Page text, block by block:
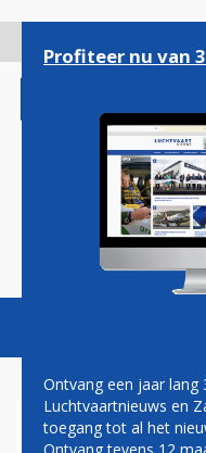
gaan
Magazine
Profiteer nu van
Ontvang een jaar lang
Luchtvaartnieuws en
toegang tot al het